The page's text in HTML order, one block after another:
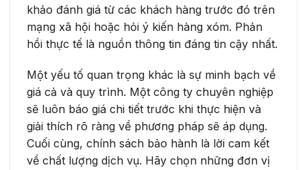
khảo đánh giá từ các khách hàng trước đó trên
mạng xã hội hoặc hỏi ý kiến hàng xóm. Phản
hồi thực tế là nguồn thông tin đáng tin cậy nhất.
Một yếu tố quan trọng khác là sự minh bạch về
giá cả và quy trình. Một công ty chuyên nghiệp
sẽ luôn báo giá chi tiết trước khi thực hiện và
giải thích rõ ràng về phương pháp sẽ áp dụng.
Cuối cùng, chính sách bảo hành là lời cam kết
về chất lượng dịch vụ. Hãy chọn những đơn vị